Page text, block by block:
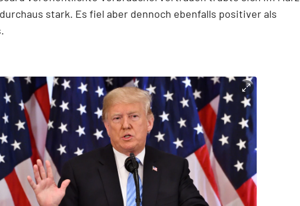
stark. Es fiel aber dennoch ebenfalls positiver als